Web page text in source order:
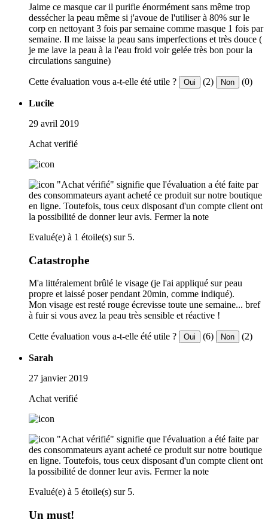
Jaime ce masque car il purifie énormément sans même trop
dessécher la peau même si j'avoue de l'utiliser à 80% sur le
corp en nettoyant 3 fois par semaine comme masque 1 fois par
semaine. Il me laisse la peau sans imperfections et très douce (
je me lave la peau à la l'eau froid voir gelée très bon pour la
circulations sanguine)
Cette évaluation vous a-t-elle été utile ? Oui (2) Non (0)
Lucile
29 avril 2019
Achat verifié
"Achat vérifié" signifie que l'évaluation a été faite par
des consommateurs ayant acheté ce produit sur notre boutique
en ligne. Toutefois, tous ceux disposant d'un compte client ont
la possibilité de donner leur avis. Fermer la note
Evalué(e) à 1 étoile(s) sur 5.
Catastrophe
M'a littéralement brûlé le visage (je l'ai appliqué sur peau
propre et laissé poser pendant 20min, comme indiqué).
Mon visage est resté rouge écrevisse toute une semaine... bref
à fuir si vous avez la peau très sensible et réactive !
Cette évaluation vous a-t-elle été utile ? Oui (6) Non (2)
Sarah
27 janvier 2019
Achat verifié
"Achat vérifié" signifie que l'évaluation a été faite par
des consommateurs ayant acheté ce produit sur notre boutique
en ligne. Toutefois, tous ceux disposant d'un compte client ont
la possibilité de donner leur avis. Fermer la note
Evalué(e) à 5 étoile(s) sur 5.
Un must!